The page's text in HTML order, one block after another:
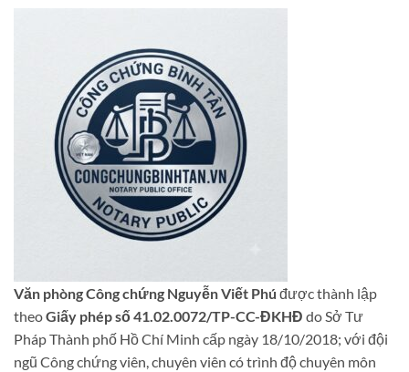
Văn phòng Công chứng Nguyễn Viết Phú được thành lập
theoGiấy phép số 41.02.0072/TP-CC-ĐKHĐ do Sở Tư
Pháp Thành phố Hồ Chí Minh cấp ngày 18/10/2018; với đội
ngũ Công chứng viên, chuyên viên có trình độ chuyên môn